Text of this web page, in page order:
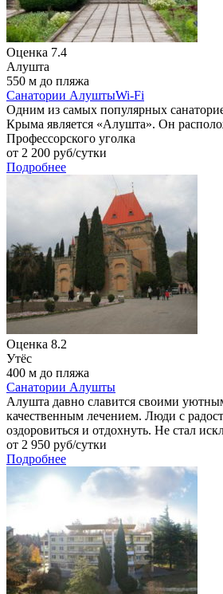
Оценка 7.4
Алушта
550 м до пляжа
Санатории АлуштыWi-Fi
Одним из самых популярных
Крыма является «Алушта». Он
Профессорского уголка
от 2 200 руб/сутки
Подробнее
Оценка 8.2
Утёс
400 м до пляжа
Санатории Алушты
Алушта давно славится своими
качественным лечением. Люди с
оздоровиться и отдохнуть. Не стал
от 2 950 руб/сутки
Подробнее